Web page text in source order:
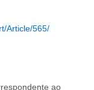
Article/565/
ao